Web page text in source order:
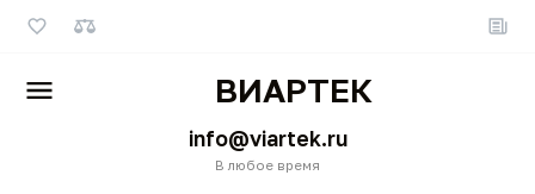
ВИАРТЕК
info@viartek.ru
В любое время